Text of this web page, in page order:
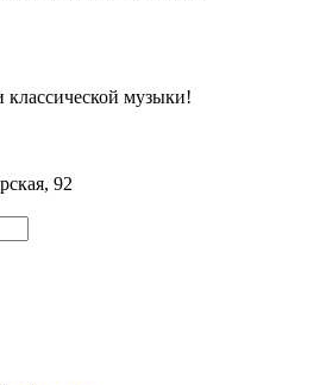
классической музыки!
92